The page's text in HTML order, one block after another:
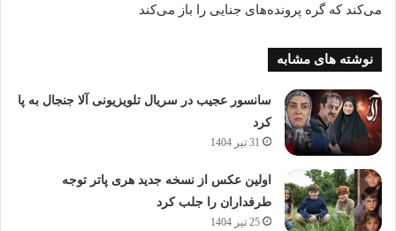
می‌کند که گره پرونده‌های جنایی را باز می‌کند
نوشته های مشابه
سانسور عجیب در سریال تلویزیونی آلا جنجال به پا
کرد
31 تیر 1404
اولین عکس از نسخه جدید هری پاتر توجه
طرفداران را جلب کرد
25 تیر 1404